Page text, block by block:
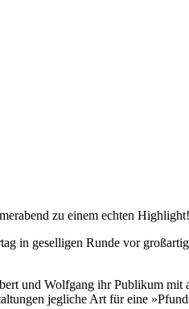
zu einem echten Highlight!
in geselligen Runde vor
und Wolfgang ihr Publikum mit
jegliche Art für eine